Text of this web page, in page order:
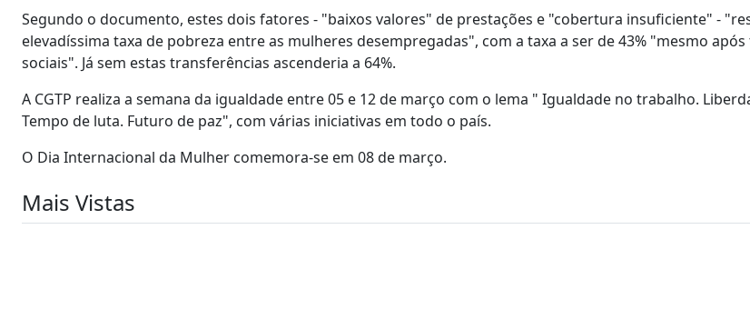
Segundo o documento, estes dois fatores - "baixos valores" de prestações e "cobertura insuficiente" -
elevadíssima taxa de pobreza entre as mulheres desempregadas", com a taxa a ser de 43% "mesmo
sociais". Já sem estas transferências ascenderia a 64%.
A CGTP realiza a semana da igualdade entre 05 e 12 de março com o lema " Igualdade no trabalho.
Tempo de luta. Futuro de paz", com várias iniciativas em todo o país.
O Dia Internacional da Mulher comemora-se em 08 de março.
Mais Vistas